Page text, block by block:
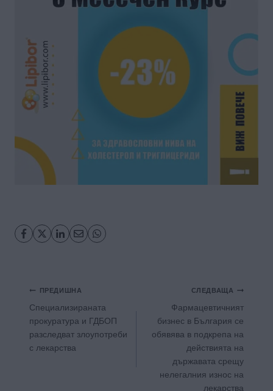
Навигация
ПРЕДИШНА
Специализираната
прокуратура и ГДБОП
разследват злоупотреби
с лекарства
СЛЕДВАЩА
Фармацевтичният
бизнес в България се
обявява в подкрепа на
действията на
държавата срещу
нелегалния износ на
лекарства